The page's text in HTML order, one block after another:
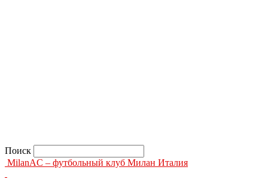
Поиск
MilanAC – футбольный клуб Милан Италия